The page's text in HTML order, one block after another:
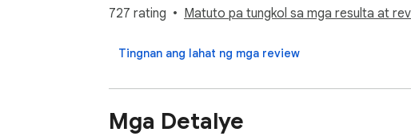
-Minor bug fixes
- New simple & easy to use UI
By installing our extension, you are agreeing to our
727 rating Matuto pa tungkol sa mga resulta at
Tingnan ang lahat ng mga review
Mga Detalye